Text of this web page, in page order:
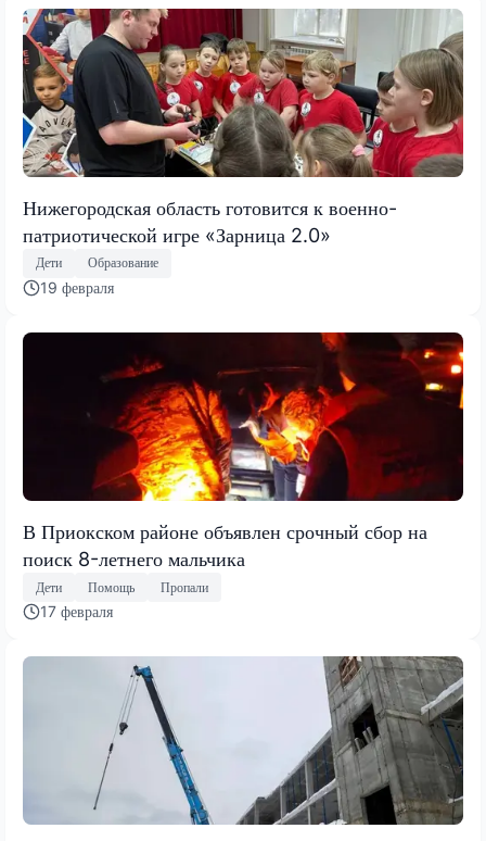
Нижегородская область готовится к военно-
патриотической игре «Зарница 2.0»
Дети Образование
19 февраля
В Приокском районе объявлен срочный сбор на
поиск 8-летнего мальчика
Дети Помощь Пропали
17 февраля